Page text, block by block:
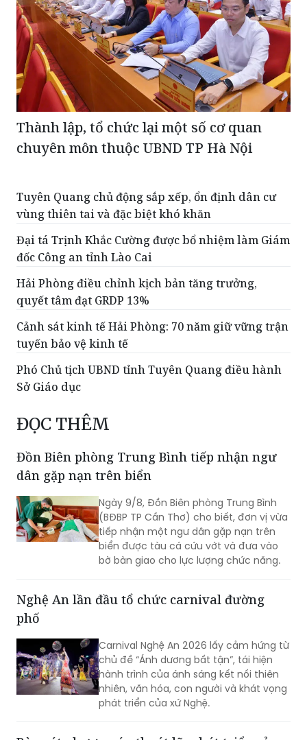
Thành lập, tổ chức lại một số cơ quan
chuyên môn thuộc UBND TP Hà Nội
Tuyên Quang chủ động sắp xếp, ổn định dân cư
vùng thiên tai và đặc biệt khó khăn
Đại tá Trịnh Khắc Cường được bổ nhiệm làm Giám
đốc Công an tỉnh Lào Cai
Hải Phòng điều chỉnh kịch bản tăng trưởng,
quyết tâm đạt GRDP 13%
Cảnh sát kinh tế Hải Phòng: 70 năm giữ vững trận
tuyến bảo vệ kinh tế
Phó Chủ tịch UBND tỉnh Tuyên Quang điều hành
Sở Giáo dục
ĐỌC THÊM
Đồn Biên phòng Trung Bình tiếp nhận ngư
dân gặp nạn trên biển
Ngày 9/8, Đồn Biên phòng Trung Bình
(BĐBP TP Cần Thơ) cho biết, đơn vị vừa
tiếp nhận một ngư dân gặp nạn trên
biển được tàu cá cứu vớt và đưa vào
bờ bàn giao cho lực lượng chức năng.
Nghệ An lần đầu tổ chức carnival đường
phố
Carnival Nghệ An 2026 lấy cảm hứng từ
chủ đề “Ánh dương bất tận”, tái hiện
hành trình của ánh sáng kết nối thiên
nhiên, văn hóa, con người và khát vọng
phát triển của xứ Nghệ.